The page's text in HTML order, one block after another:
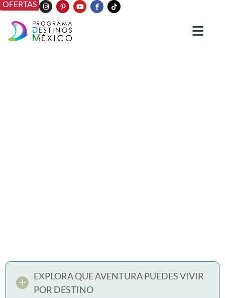
OFERTAS
EXPLORA QUE AVENTURA PUEDES VIVIR
POR DESTINO